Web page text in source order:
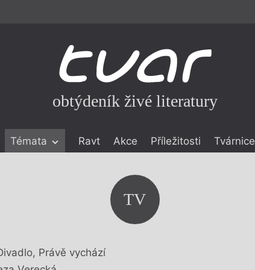
obtýdeník živé literatury
Témata Ravt Akce Příležitosti Tvárnice
TV
Právě vychází